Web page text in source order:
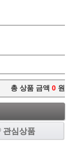
총 상품 금액 0 원
관심상품